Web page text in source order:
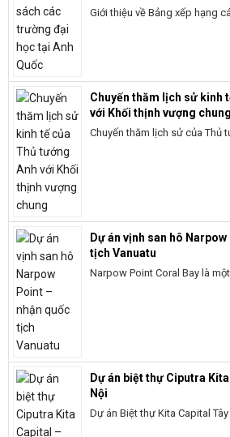
Giới thiệu về Bảng xếp hạng
Chuyến thăm lịch sử kinh
với Khối thịnh vượng chung
Chuyến thăm lịch sử của Thủ
Dự án vịnh san hô
tịch Vanuatu
Narpow Point Coral Bay là một
Dự án biệt thự Ciputra
Nội
Dự án Biệt thự Kita Capital Tây